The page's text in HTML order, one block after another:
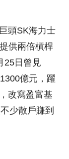
頭SK海力士
供兩倍槓桿
25日曾見
億元，躍
改寫盈富基
少散戶賺到